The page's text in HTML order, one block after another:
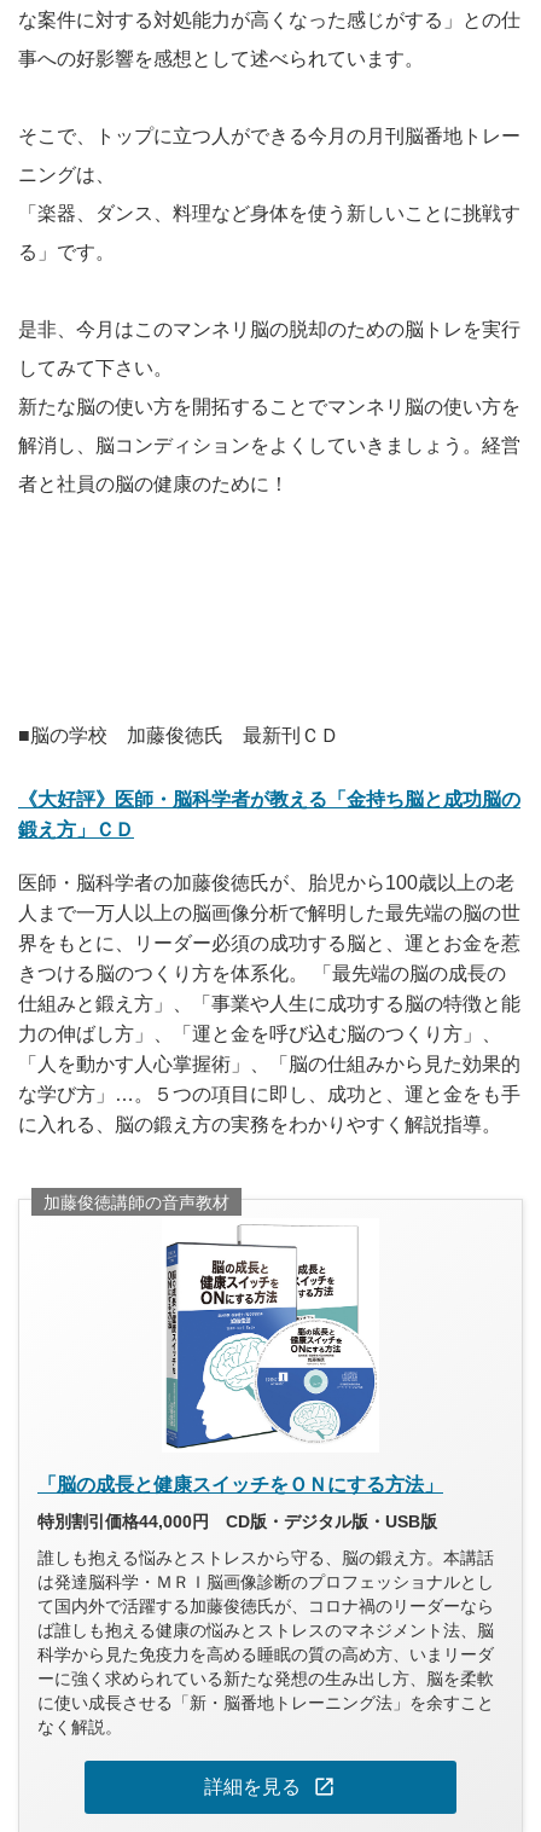
な案件に対する対処能力が高くなった感じがする」との仕
事への好影響を感想として述べられています。
そこで、トップに立つ人ができる今月の月刊脳番地トレー
ニングは、
「楽器、ダンス、料理など身体を使う新しいことに挑戦す
る」です。
是非、今月はこのマンネリ脳の脱却のための脳トレを実行
してみて下さい。
新たな脳の使い方を開拓することでマンネリ脳の使い方を
解消し、脳コンディションをよくしていきましょう。経営
者と社員の脳の健康のために！
■脳の学校 加藤俊徳氏 最新刊ＣＤ
《大好評》医師・脳科学者が教える「金持ち脳と成功脳の
鍛え方」ＣＤ
医師・脳科学者の加藤俊徳氏が、胎児から100歳以上の老
人まで一万人以上の脳画像分析で解明した最先端の脳の世
界をもとに、リーダー必須の成功する脳と、運とお金を惹
きつける脳のつくり方を体系化。 「最先端の脳の成長の
仕組みと鍛え方」、「事業や人生に成功する脳の特徴と能
力の伸ばし方」、「運と金を呼び込む脳のつくり方」、
「人を動かす人心掌握術」、「脳の仕組みから見た効果的
な学び方」…。５つの項目に即し、成功と、運と金をも手
に入れる、脳の鍛え方の実務をわかりやすく解説指導。
加藤俊徳講師の音声教材
「脳の成長と健康スイッチをＯＮにする方法」
特別割引価格44,000円 CD版・デジタル版・USB版
誰しも抱える悩みとストレスから守る、脳の鍛え方。本講話
は発達脳科学・ＭＲＩ脳画像診断のプロフェッショナルとし
て国内外で活躍する加藤俊徳氏が、コロナ禍のリーダーなら
ば誰しも抱える健康の悩みとストレスのマネジメント法、脳
科学から見た免疫力を高める睡眠の質の高め方、いまリーダ
ーに強く求められている新たな発想の生み出し方、脳を柔軟
に使い成長させる「新・脳番地トレーニング法」を余すこと
なく解説。
詳細を見る open_in_new